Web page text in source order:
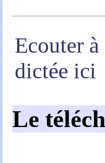
Ecouter
dictée ici
Le